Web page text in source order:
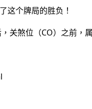
这个牌局的胜负！
关煞位（CO）之前，